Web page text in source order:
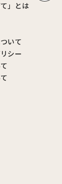
」とは
いて
シー